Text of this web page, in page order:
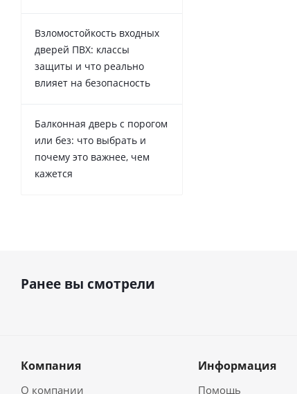
Взломостойкость входных
дверей ПВХ: классы
защиты и что реально
влияет на безопасность
Балконная дверь с порогом
или без: что выбрать и
почему это важнее, чем
кажется
Ранее вы смотрели
Компания
О компании
Информация
Помощь